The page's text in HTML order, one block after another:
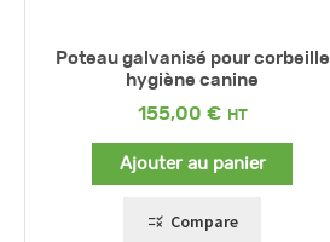
Poteau galvanisé pour corbeille
hygiène canine
155,00 €
Ajouter au panier
Compare